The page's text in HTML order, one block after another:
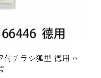
チラシ狐型 德用 ○